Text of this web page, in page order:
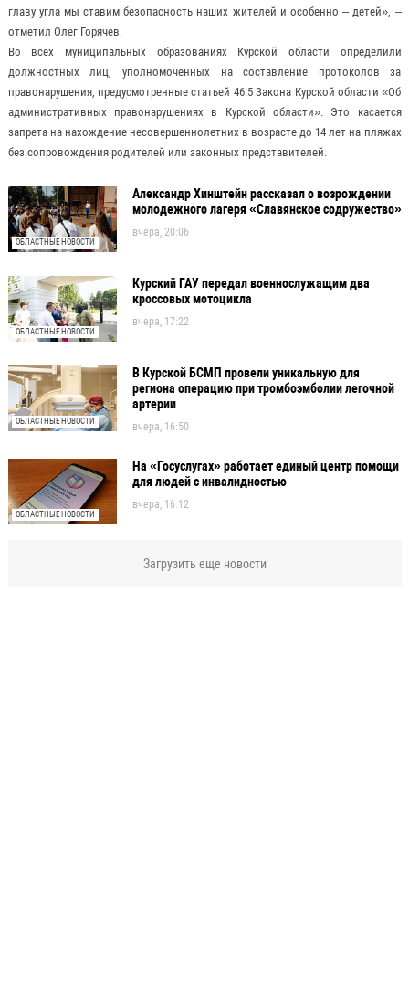
главу угла мы ставим безопасность наших жителей и особенно – детей», –
отметил Олег Горячев.
Во всех муниципальных образованиях Курской области определили
должностных лиц, уполномоченных на составление протоколов за
правонарушения, предусмотренные статьей 46.5 Закона Курской области «Об
административных правонарушениях в Курской области». Это касается
запрета на нахождение несовершеннолетних в возрасте до 14 лет на пляжах
без сопровождения родителей или законных представителей.
ОБЛАСТНЫЕ НОВОСТИ
Александр Хинштейн рассказал о возрождении
молодежного лагеря «Славянское содружество»
вчера, 20:06
ОБЛАСТНЫЕ НОВОСТИ
Курский ГАУ передал военнослужащим два
кроссовых мотоцикла
вчера, 17:22
ОБЛАСТНЫЕ НОВОСТИ
В Курской БСМП провели уникальную для
региона операцию при тромбоэмболии легочной
артерии
вчера, 16:50
ОБЛАСТНЫЕ НОВОСТИ
На «Госуслугах» работает единый центр помощи
для людей с инвалидностью
вчера, 16:12
Загрузить еще новости